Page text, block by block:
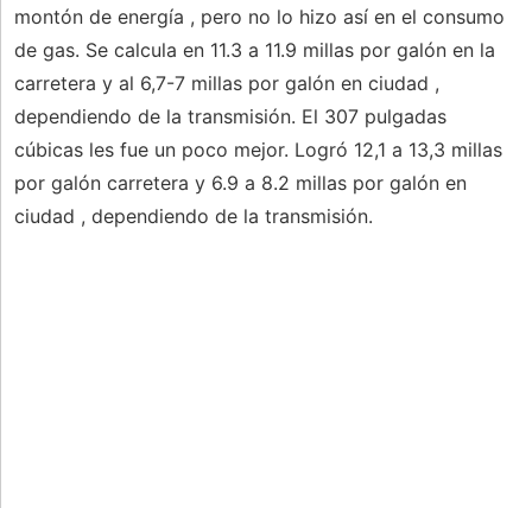
montón de energía , pero no lo hizo así en el consumo
de gas. Se calcula en 11.3 a 11.9 millas por galón en la
carretera y al 6,7-7 millas por galón en ciudad ,
dependiendo de la transmisión. El 307 pulgadas
cúbicas les fue un poco mejor. Logró 12,1 a 13,3 millas
por galón carretera y 6.9 a 8.2 millas por galón en
ciudad , dependiendo de la transmisión.